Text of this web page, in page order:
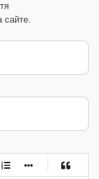
сайте.
-